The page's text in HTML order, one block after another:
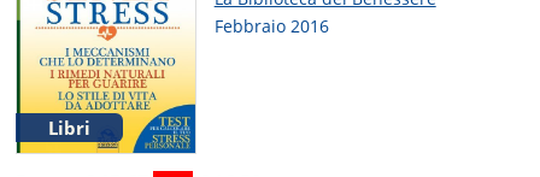
Libri
Febbraio 2016